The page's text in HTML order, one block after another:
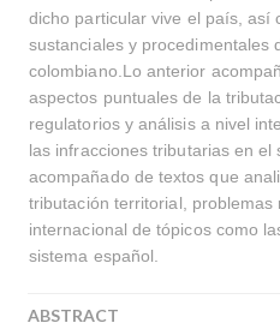
dicho particular vive el país, así
sustanciales y procedimentales
colombiano.Lo anterior
aspectos puntuales de la
regulatorios y análisis a nivel
las infracciones tributarias en
acompañado de textos que
tributación territorial,
internacional de tópicos como
sistema español.
ABSTRACT